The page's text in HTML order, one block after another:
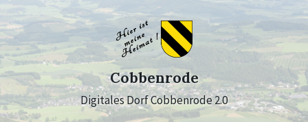
Skip
to
content
Skip
to
main
navigation
Skip
to
footer
Cobbenrode
Digitales Dorf Cobbenrode 2.0